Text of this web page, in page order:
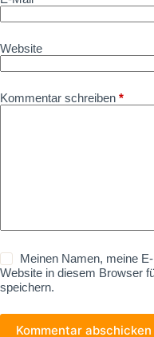
Website
Kommentar schreiben *
Meinen Namen, meine
Website in diesem Browser
speichern.
Kommentar abschicken